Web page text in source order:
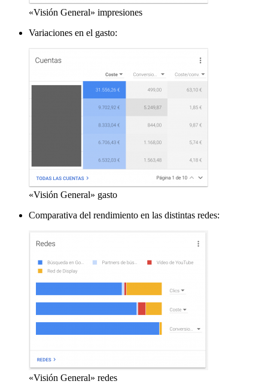
«Visión General» impresiones
Variaciones en el gasto:
«Visión General» gasto
Comparativa del rendimiento en las distintas redes:
«Visión General» redes